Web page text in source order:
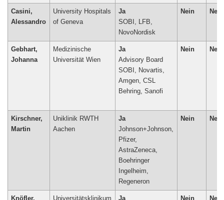
Casini,
Alessandro
University Hospitals
of Geneva
Ja
SOBI, LFB,
NovoNordisk
Nein Nein
Gebhart,
Johanna
Medizinische
Universität Wien
Ja
Advisory Board
SOBI, Novartis,
Amgen, CSL
Behring, Sanofi
Nein Nein
Kirschner,
Martin
Uniklinik RWTH
Aachen
Ja
Johnson+Johnson,
Pfizer,
AstraZeneca,
Boehringer
Ingelheim,
Regeneron
Nein Nein
Knöfler,
Universitätsklinikum
Ja
Nein Nein